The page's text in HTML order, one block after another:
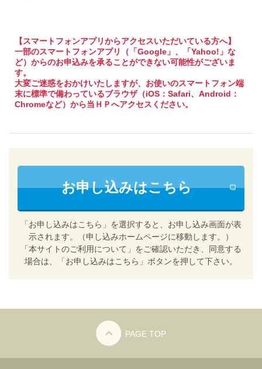
【スマートフォンアプリからアクセスいただいている方へ】
一部のスマートフォンアプリ（「Google」、「Yahoo!」な
ど）からのお申込みを承ることができない可能性がございま
す。
大変ご迷惑をおかけいたしますが、お使いのスマートフォン端
末に標準で備わっているブラウザ（iOS：Safari、Android：
Chromeなど）から当ＨＰへアクセスください。
お申し込みはこちら
「お申し込みはこちら」を選択すると、お申し込み画面が表
示されます。（申し込みホームページに移動します。）
「本サイトのご利用について」をご確認いただき、同意する
場合は、「お申し込みはこちら」ボタンを押して下さい。
PAGE TOP